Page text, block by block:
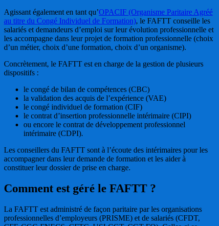
Agissant également en tant qu’OPACIF (Organisme Paritaire Agréé
au titre du Congé Individuel de Formation), le FAFTT conseille les
salariés et demandeurs d’emploi sur leur évolution professionnelle et
les accompagne dans leur projet de formation professionnelle (choix
d’un métier, choix d’une formation, choix d’un organisme).
Concrètement, le FAFTT est en charge de la gestion de plusieurs
dispositifs :
le congé de bilan de compétences (CBC)
la validation des acquis de l’expérience (VAE)
le congé individuel de formation (CIF)
le contrat d’insertion professionnelle intérimaire (CIPI)
ou encore le contrat de développement professionnel
intérimaire (CDPI).
Les conseillers du FAFTT sont à l’écoute des intérimaires pour les
accompagner dans leur demande de formation et les aider à
constituer leur dossier de prise en charge.
Comment est géré le FAFTT ?
La FAFTT est administré de façon paritaire par les organisations
professionnelles d’employeurs (PRISME) et de salariés (CFDT,